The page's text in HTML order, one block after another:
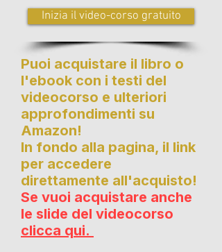
Inizia il video-corso gratuito
Puoi acquistare il libro o
l'ebook con i testi del
videocorso e ulteriori
approfondimenti su
Amazon!
In fondo alla pagina, il link
per accedere
direttamente all'acquisto!
Se vuoi acquistare anche
le slide del videocorso
clicca qui.